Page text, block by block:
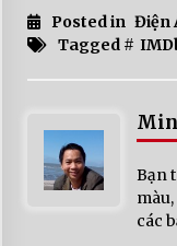
Posted in Điện
Tagged #
Bạn
các